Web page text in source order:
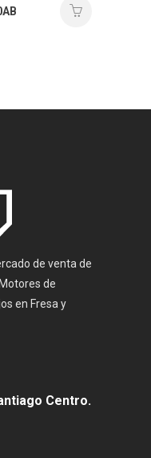
de venta de
de
en Fresa y
Centro.